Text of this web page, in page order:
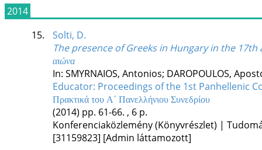
2014
15.
Solti, D.
The presence of Greeks in Hungary in the
αιώνα
In: SMYRNAIOS, Antonios; DAROPOULOS,
Educator: Proceedings of the 1st Panhellenic
Πρακτικά του Α΄ Πανελλήνιου Συνεδρίου
(2014) pp. 61-66. , 6 p.
Konferenciaközlemény (Könyvrészlet) |
[31159823] [Admin láttamozott]